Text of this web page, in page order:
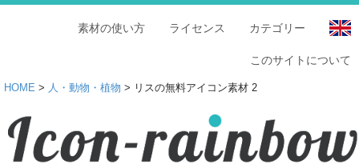
カテゴリー
ライセンス
素材の使い方
このサイトについて
HOME > 人・動物・植物 > リスの無料アイコン素材 2